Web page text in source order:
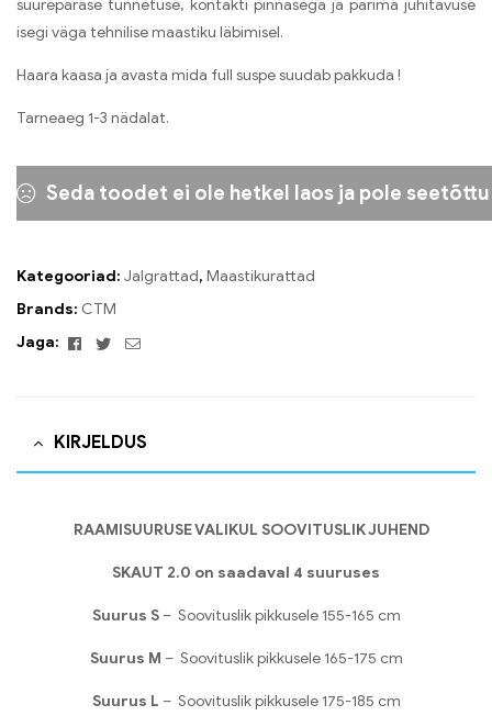
suurepärase tunnetuse, kontakti pinnasega ja parima juhitavuse
isegi väga tehnilise maastiku läbimisel.
Haara kaasa ja avasta mida full suspe suudab pakkuda !
Tarneaeg 1-3 nädalat.
Seda toodet ei ole hetkel laos ja pole seetõttu
Kategooriad: Jalgrattad, Maastikurattad
Brands: CTM
Jaga:
Facebook
TwitterEmail
KIRJELDUS
RAAMISUURUSE VALIKUL SOOVITUSLIK JUHEND
SKAUT 2.0 on saadaval 4 suuruses
Suurus S– Soovituslik pikkusele 155-165 cm
Suurus M – Soovituslik pikkusele 165-175 cm
Suurus L – Soovituslik pikkusele 175-185 cm